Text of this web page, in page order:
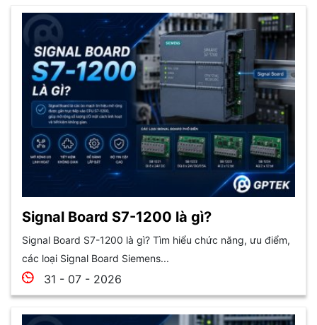
Signal Board S7-1200 là gì?
Signal Board S7-1200 là gì? Tìm hiểu chức năng, ưu điểm,
các loại Signal Board Siemens...
31 - 07 - 2026